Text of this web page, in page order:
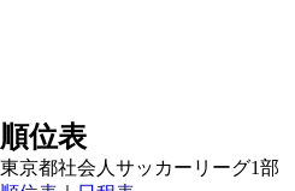
順位表
東京都社会人サッカーリーグ1部